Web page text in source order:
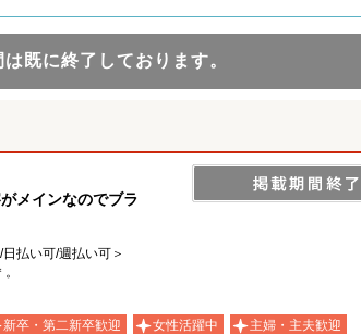
既に終了しております。
メインなのでブラ
払い可/週払い可＞
新卒・第二新卒歓迎 女性活躍中
主婦・主夫歓迎